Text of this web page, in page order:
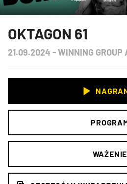
OKTAGON 61
21.09.2024 -WINNING GROUP
WAŻENIE